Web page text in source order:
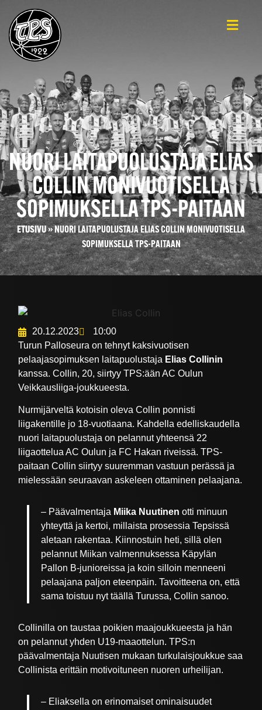
NUORI LAITAPUOLUSTAJA ELIAS
COLLIN MONIVUOTISELLA
SOPIMUKSELLA TPS-PAITAAN
ETUSIVU»NUORI LAITAPUOLUSTAJA ELIAS COLLIN MONIVUOTISELLA
SOPIMUKSELLA TPS-PAITAAN
20.12.2023
10:00
Turun Palloseura on tehnyt kaksivuotisen
pelaajasopimuksen laitapuolustaja Elias Collinin
kanssa. Collin, 20, siirtyy TPS:ään AC Oulun
Veikkausliiga-joukkueesta.
Nurmijärveltä kotoisin oleva Collin ponnisti
liigakentille jo 18-vuotiaana. Kahdella edelliskaudella
nuori laitapuolustaja on pelannut yhteensä 22
liigaottelua AC Oulun ja FC Hakan riveissä. TPS-
paitaan Collin siirtyy suuremman vastuun perässä ja
mielessään seuraavan askeleen ottaminen pelaajana.
– Päävalmentaja Miika Nuutinen otti minuun
yhteyttä ja kertoi, millaista prosessia Tepsissä
aletaan rakentaa. Kiinnostuin heti, sillä olen
pelannut Miikan valmennuksessa Käpylän
Pallon B-junioreissa ja koin silloin menneeni
pelaajana paljon eteenpäin. Tavoitteena on, että
sama toistuu nyt täällä Turussa, Collin sanoo.
Collinilla on taustaa poikien maajoukkueesta ja hän
on pelannut yhden U19-maaottelun. TPS:n
päävalmentaja Nuutisen mukaan turkulaisjoukkue saa
Collinista erittäin motivoituneen nuoren urheilijan.
– Eliaksella on erinomaiset ominaisuudet